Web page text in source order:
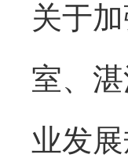
关于
室、
业发